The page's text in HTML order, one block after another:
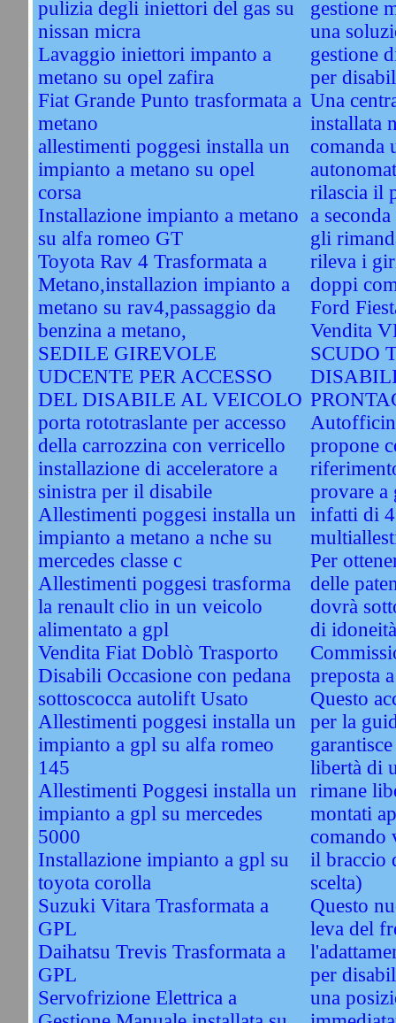
pulizia degli iniettori del gas su
nissan micra
Lavaggio iniettori impanto a
metano su opel zafira
Fiat Grande Punto trasformata a
metano
allestimenti poggesi installa un
impianto a metano su opel
corsa
Installazione impianto a metano
su alfa romeo GT
Toyota Rav 4 Trasformata a
Metano,installazion impianto a
metano su rav4,passaggio da
benzina a metano,
SEDILE GIREVOLE
UDCENTE PER ACCESSO
DEL DISABILE AL VEICOLO
porta rototraslante per accesso
della carrozzina con verricello
installazione di acceleratore a
sinistra per il disabile
Allestimenti poggesi installa un
impianto a metano a nche su
mercedes classe c
Allestimenti poggesi trasforma
la renault clio in un veicolo
alimentato a gpl
Vendita Fiat Doblò Trasporto
Disabili Occasione con pedana
sottoscocca autolift Usato
Allestimenti poggesi installa un
impianto a gpl su alfa romeo
145
Allestimenti Poggesi installa un
impianto a gpl su mercedes
5000
Installazione impianto a gpl su
toyota corolla
Suzuki Vitara Trasformata a
GPL
Daihatsu Trevis Trasformata a
GPL
Servofrizione Elettrica a
gestione
una
gestione
per
Una
installata
comanda
rilascia il
a
gli
rileva i
doppi
Ford
Vendita
SCUDO
propone
provare a
infatti di
Per
delle
dovrà
di
preposta
Questo
per la
libertà di
rimane
montati
comando
il braccio
scelta)
Questo
leva del
per
una